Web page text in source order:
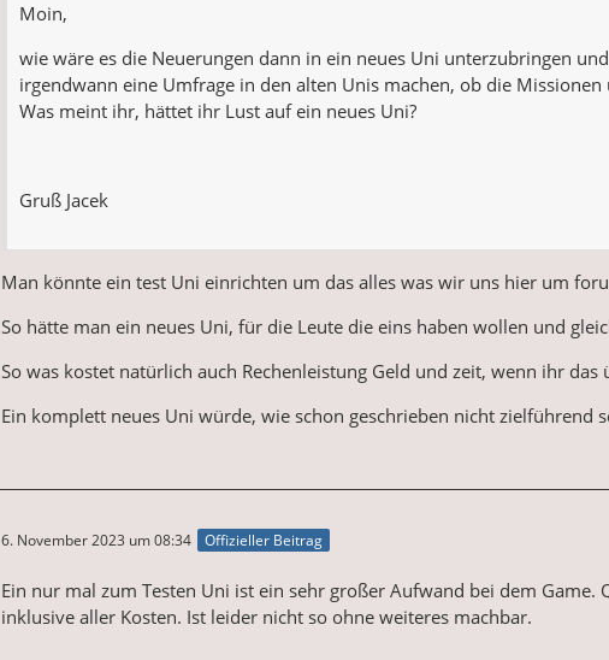
Moin,
wie wäre es die Neuerungen dann in ein neues Uni unterzubringen
irgendwann eine Umfrage in den alten Unis machen, ob die
Was meint ihr, hättet ihr Lust auf ein neues Uni?
Gruß Jacek
Man könnte ein test Uni einrichten um das alles was wir uns hier um
So hätte man ein neues Uni, für die Leute die eins haben wollen und
So was kostet natürlich auch Rechenleistung Geld und zeit, wenn ihr das
Ein komplett neues Uni würde, wie schon geschrieben nicht zielführend
6. November 2023 um 08:34 Offizieller Beitrag
Ein nur mal zum Testen Uni ist ein sehr großer Aufwand bei dem
inklusive aller Kosten. Ist leider nicht so ohne weiteres machbar.